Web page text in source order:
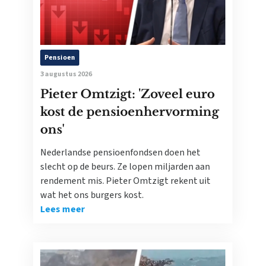
Pensioen
3 augustus 2026
Pieter Omtzigt: 'Zoveel euro
kost de pensioenhervorming
ons'
Nederlandse pensioenfondsen doen het
slecht op de beurs. Ze lopen miljarden aan
rendement mis. Pieter Omtzigt rekent uit
wat het ons burgers kost.
Lees meer